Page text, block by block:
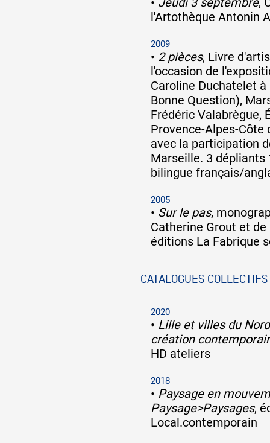
l'Artothèque Antonin
2009
• 2 pièces, Livre
l'occasion de
Caroline Duchatelet à
Bonne Question),
Frédéric Valabrègue,
Provence-Alpes-Côte
avec la participation
Marseille. 3 dépliants
bilingue français/
2005
• Sur le pas,
Catherine Grout et
éditions La Fabrique
CATALOGUES COLLECTIFS
2020
• Lille et villes du
création
HD ateliers
2018
• Paysage en
Paysage>Paysages,
Local.contemporain